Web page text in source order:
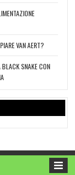
VAN AERT?
SNAKE CON